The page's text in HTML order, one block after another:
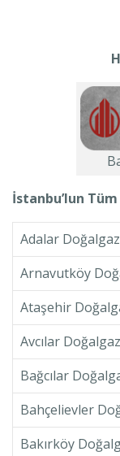
İstanbu’lun
Adalar
Arnavutköy
Ataşehir
Avcılar
Bağcılar
Bahçelievler
Bakırköy